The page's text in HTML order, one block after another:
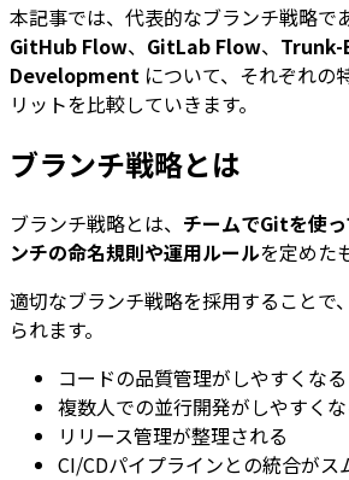
本記事では、代表的なブランチ戦略で
GitHub Flow、 GitLab Flow、 Trunk-
Development について、それぞれの
リットを比較していきます。
ブランチ戦略とは
ブランチ戦略とは、 チームでGitを使
ンチの命名規則や運用ルールを定めた
適切なブランチ戦略を採用することで
られます。
コードの品質管理がしやすくなる
複数人での並行開発がしやすく
リリース管理が整理される
CI/CDパイプラインとの統合がス